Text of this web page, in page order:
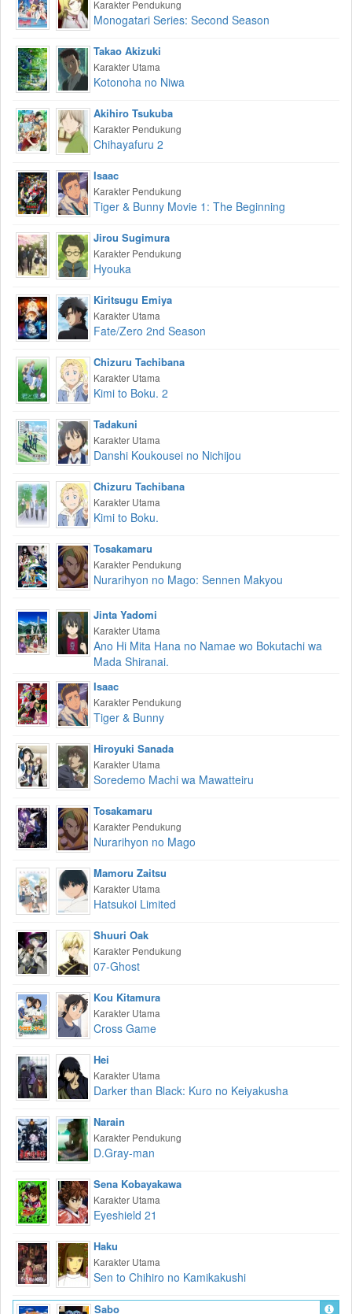
Karakter Pendukung
Monogatari Series: Second Season
Takao Akizuki
Karakter Utama
Kotonoha no Niwa
Akihiro Tsukuba
Karakter Pendukung
Chihayafuru 2
Isaac
Karakter Pendukung
Tiger & Bunny Movie 1: The Beginning
Jirou Sugimura
Karakter Pendukung
Hyouka
Kiritsugu Emiya
Karakter Utama
Fate/Zero 2nd Season
Chizuru Tachibana
Karakter Utama
Kimi to Boku. 2
Tadakuni
Karakter Utama
Danshi Koukousei no Nichijou
Chizuru Tachibana
Karakter Utama
Kimi to Boku.
Tosakamaru
Karakter Pendukung
Nurarihyon no Mago: Sennen Makyou
Jinta Yadomi
Karakter Utama
Ano Hi Mita Hana no Namae wo Bokutachi wa
Mada Shiranai.
Isaac
Karakter Pendukung
Tiger & Bunny
Hiroyuki Sanada
Karakter Utama
Soredemo Machi wa Mawatteiru
Tosakamaru
Karakter Pendukung
Nurarihyon no Mago
Mamoru Zaitsu
Karakter Utama
Hatsukoi Limited
Shuuri Oak
Karakter Pendukung
07-Ghost
Kou Kitamura
Karakter Utama
Cross Game
Hei
Karakter Utama
Darker than Black: Kuro no Keiyakusha
Narain
Karakter Pendukung
D.Gray-man
Sena Kobayakawa
Karakter Utama
Eyeshield 21
Haku
Karakter Utama
Sen to Chihiro no Kamikakushi
Sabo